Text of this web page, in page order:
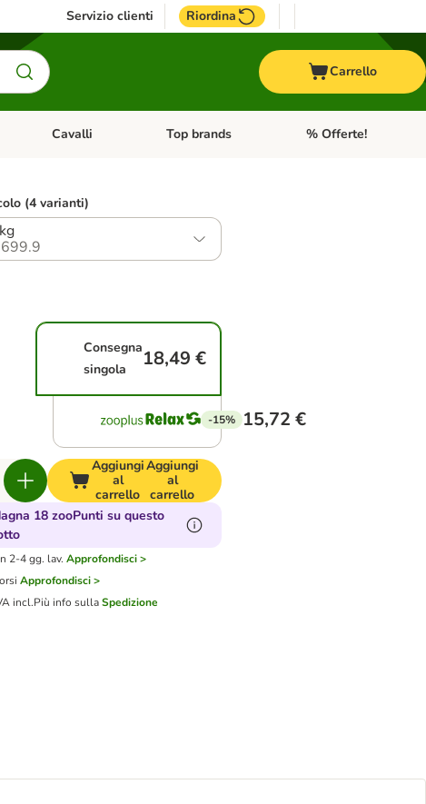
Servizio clienti Riordina
Carrello
Uccelli Apri Menu Categoria: Acquaristica
Cavalli Apri Menu Categoria: Cavalli
Top brands Apri Menu Categoria:
% Offerte!
(4 varianti)
Consegna
singola
18,49 €
-15% 15,72 €
Aggiungi
al
carrello
Aggiungi
al
carrello
18 zooPunti su questo
2-4 gg. lav. Approfondisci >
Approfondisci >
incl.Più info sullaSpedizione